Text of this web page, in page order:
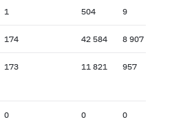
1 504 9
174 42 584 8 907
173 11 821 957
0 0 0